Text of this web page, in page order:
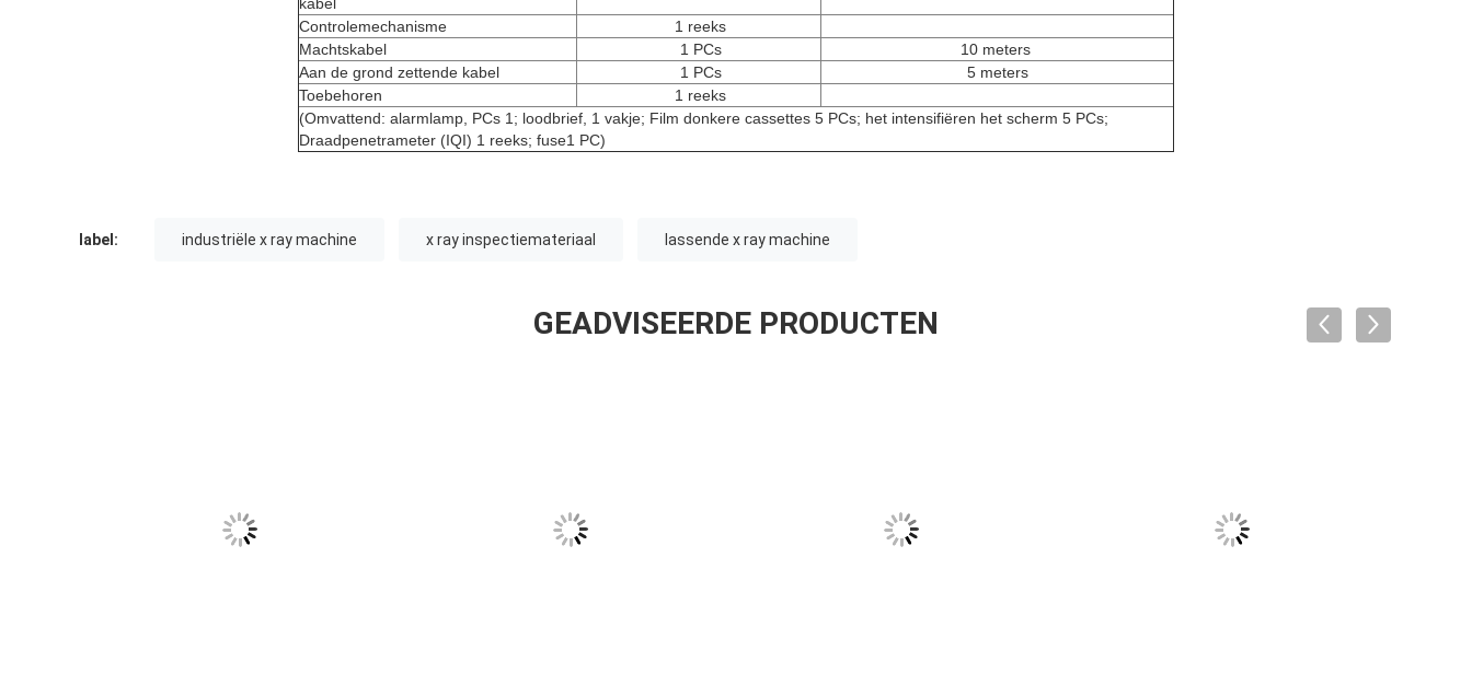
Controlemechanisme
1 reeks
Machtskabel
1 PCs
10 meters
Aan de grond zettende kabel
1 PCs
5 meters
Toebehoren
1 reeks
(Omvattend: alarmlamp, PCs 1; loodbrief, 1 vakje; Film donkere cassettes 5 PCs; het intensifiëren het scherm 5 PCs;
Draadpenetrameter (IQI) 1 reeks; fuse1 PC)
label: industriële x ray machine x ray inspectiemateriaal lassende x ray machine
GEADVISEERDE PRODUCTEN